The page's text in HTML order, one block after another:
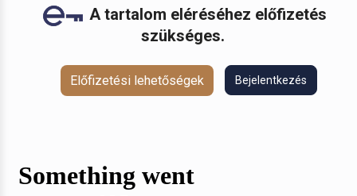
A tartalom eléréséhez előfizetés
szükséges.
Előfizetési lehetőségek Bejelentkezés